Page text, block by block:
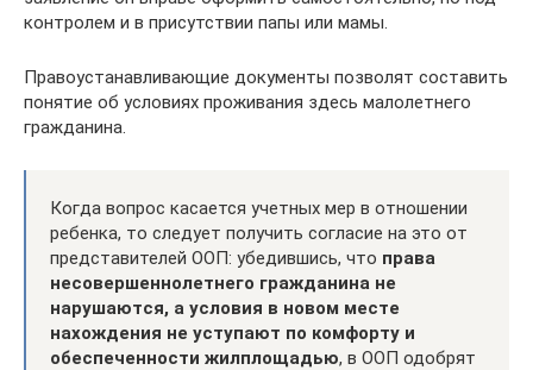
контролем и в присутствии папы или мамы.
Правоустанавливающие документы позволят составить
понятие об условиях проживания здесь малолетнего
гражданина.
Когда вопрос касается учетных мер в отношении
ребенка, то следует получить согласие на это от
представителей ООП: убедившись, что права
несовершеннолетнего гражданина не
нарушаются, а условия в новом месте
нахождения не уступают по комфорту и
обеспеченности жилплощадью, в ООП одобрят